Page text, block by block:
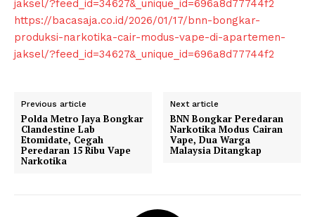
About
Contact us
Klinik Gigi Surabaya
Klinik Gigi Terdekat
jaksel/?feed_id=34627&_unique_id=696a8d77744f2
https://bacasaja.co.id/2026/01/17/bnn-bongkar-
produksi-narkotika-cair-modus-vape-di-apartemen-
jaksel/?feed_id=34627&_unique_id=696a8d77744f2
Previous article
Polda Metro Jaya Bongkar
Clandestine Lab
Etomidate, Cegah
Peredaran 15 Ribu Vape
Narkotika
Next article
BNN Bongkar Peredaran
Narkotika Modus Cairan
Vape, Dua Warga
Malaysia Ditangkap